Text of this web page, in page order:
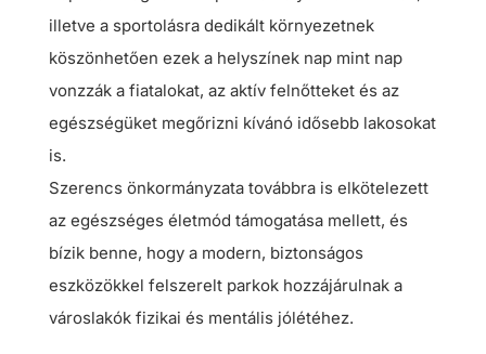
illetve a sportolásra dedikált környezetnek
köszönhetően ezek a helyszínek nap mint nap
vonzzák a fiatalokat, az aktív felnőtteket és az
egészségüket megőrizni kívánó idősebb lakosokat
is.
Szerencs önkormányzata továbbra is elkötelezett
az egészséges életmód támogatása mellett, és
bízik benne, hogy a modern, biztonságos
eszközökkel felszerelt parkok hozzájárulnak a
városlakók fizikai és mentális jólétéhez.